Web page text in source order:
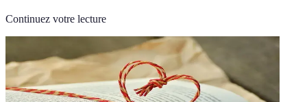
Continuez votre lecture